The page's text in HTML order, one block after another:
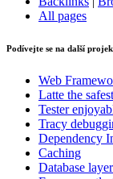
Našli jste na této
Ukaž na
Nahlásit
All pages
Podívejte se na další
Web
Latte the
Tester
Tracy
Dependency
Caching
Database